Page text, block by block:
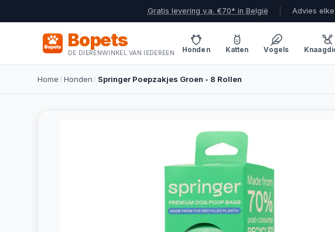
Gratis levering v.a. €70* in België Advies
Bopets
DE DIERENWINKEL VAN IEDEREEN Honden Katten Vogels
Home /Honden / Springer Poepzakjes Groen - 8 Rollen